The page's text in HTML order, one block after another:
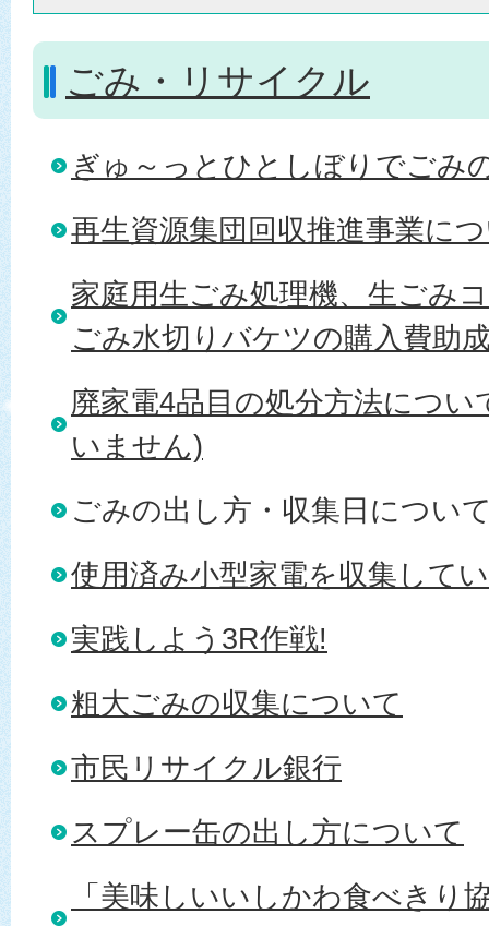
ごみ・リサイクル
ぎゅ～っとひとしぼりでごみ
再生資源集団回収推進事業に
家庭用生ごみ処理機、生ごみ
ごみ水切りバケツの購入費助
廃家電4品目の処分方法につ
いません)
ごみの出し方・収集日につい
使用済み小型家電を収集して
実践しよう3R作戦!
粗大ごみの収集について
市民リサイクル銀行
スプレー缶の出し方について
「美味しいいしかわ食べきり